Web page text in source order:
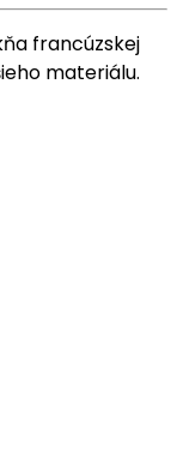
francúzskej
materiálu.